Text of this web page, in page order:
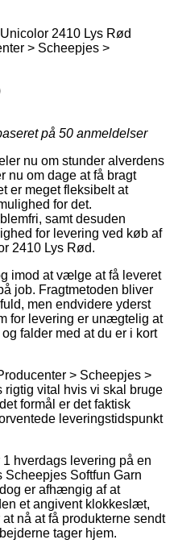
2410 Lys Rød
> Scheepjes >
på 50 anmeldelser
nu om stunder alverdens
nu om dage at få bragt
er meget fleksibelt at
for det.
samt desuden
for levering ved køb af
2410 Lys Rød.
imod at vælge at få leveret
job. Fragtmetoden bliver
men endvidere yderst
for levering er unægtelig at
falder med at du er i kort
> Scheepjes >
rigtig vital hvis vi skal bruge
formål er det faktisk
leveringstidspunkt
hverdags levering på en
Scheepjes Softfun Garn
er afhængig af at
et angivent klokkeslæt,
nå at få produkterne sendt
tager hjem.